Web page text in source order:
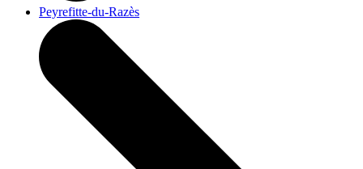
Peyrefitte-du-Razès